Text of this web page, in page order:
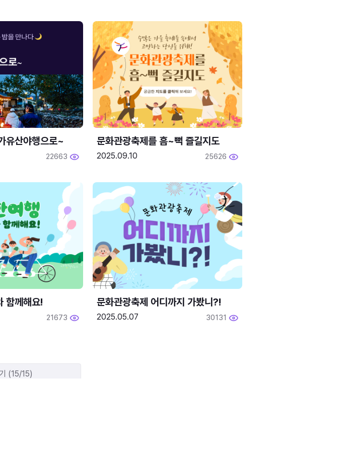
유산야행으로~
22663
문화관광축제를 흠~뻑 즐길지도
2025.09.10 25626
함께해요!
21673
문화관광축제 어디까지 가봤니?!
2025.05.07 30131
(15/15)